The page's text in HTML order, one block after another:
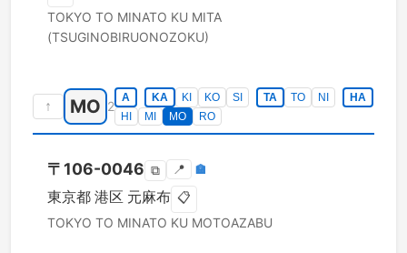
TOKYO TO MINATO KU MITA
(TSUGINOBIRUONOZOKU)
↑ MO 2
A KA KI KO SI TA TO NI
HA
HI
MI MO RO
〒 106-0046 ⧉ 📍 🏣
東京都 港区 元麻布 📋
TOKYO TO MINATO KU MOTOAZABU